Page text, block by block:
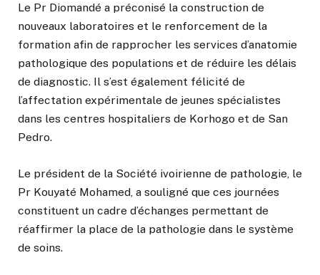
Le Pr Diomandé a préconisé la construction de
nouveaux laboratoires et le renforcement de la
formation afin de rapprocher les services d’anatomie
pathologique des populations et de réduire les délais
de diagnostic. Il s’est également félicité de
l’affectation expérimentale de jeunes spécialistes
dans les centres hospitaliers de Korhogo et de San
Pedro.
Le président de la Société ivoirienne de pathologie, le
Pr Kouyaté Mohamed, a souligné que ces journées
constituent un cadre d’échanges permettant de
réaffirmer la place de la pathologie dans le système
de soins.